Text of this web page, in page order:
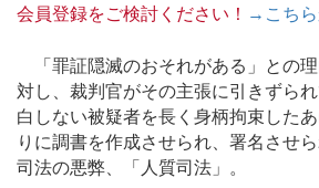
会員登録をご検討ください！ →こちら
「罪証隠滅のおそれがある」との
対し、裁判官がその主張に引きずら
白しない被疑者を長く身柄拘束した
りに調書を作成させられ、署名させ
司法の悪弊、「人質司法」。